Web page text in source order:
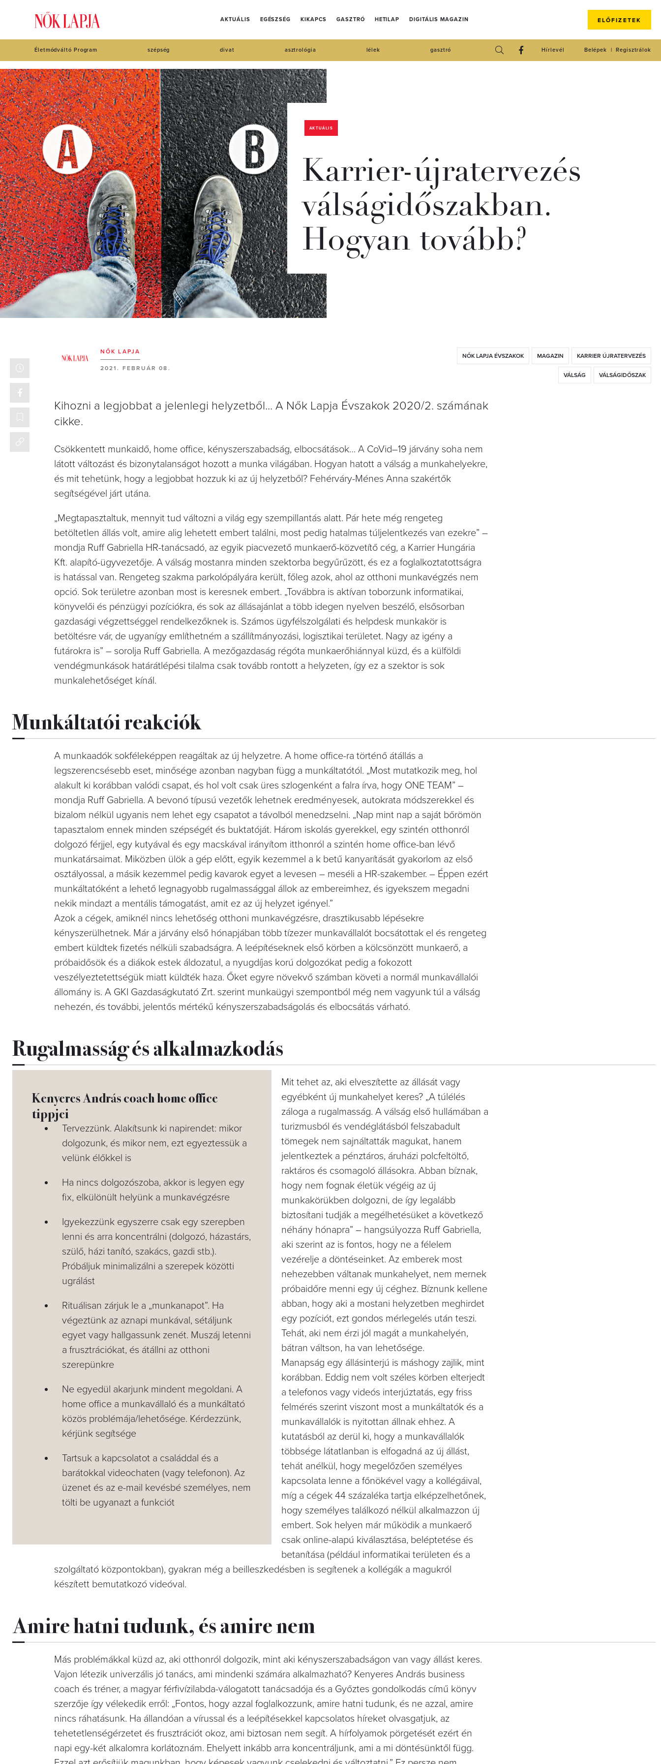
AKTUÁLIS EGÉSZSÉG KIKAPCS GASZTRÓ HETILAP DIGITÁLIS MAGAZIN ELŐFIZETEK
Életmódváltó Program szépség divat asztrológia lélek gasztró Regisztrálok
Belépek
Hírlevél
AKTUÁLIS
Karrier-újratervezés
válságidőszakban.
Hogyan tovább?
NŐK LAPJA
2021. FEBRUÁR 08.
NŐK LAPJA ÉVSZAKOK MAGAZIN KARRIER ÚJRATERVEZÉS
VÁLSÁG VÁLSÁGIDŐSZAK
Kihozni a legjobbat a jelenlegi helyzetből... A Nők Lapja Évszakok 2020/2. számának
cikke.
Csökkentett munkaidő, home office, kényszerszabadság, elbocsátások… A CoVid–19 járvány soha nem
látott változást és bizonytalanságot hozott a munka világában. Hogyan hatott a válság a munkahelyekre,
és mit tehetünk, hogy a legjobbat hozzuk ki az új helyzetből? Fehérváry-Ménes Anna szakértők
segítségével járt utána.
„Megtapasztaltuk, mennyit tud változni a világ egy szempillantás alatt. Pár hete még rengeteg
betöltetlen állás volt, amire alig lehetett embert találni, most pedig hatalmas túljelentkezés van ezekre” –
mondja Ruff Gabriella HR-tanácsadó, az egyik piacvezető munkaerő-közvetítő cég, a Karrier Hungária
Kft. alapító-ügyvezetője. A válság mostanra minden szektorba begyűrűzött, és ez a foglalkoztatottságra
is hatással van. Rengeteg szakma parkolópályára került, főleg azok, ahol az otthoni munkavégzés nem
opció. Sok területre azonban most is keresnek embert. „Továbbra is aktívan toborzunk informatikai,
könyvelői és pénzügyi pozíciókra, és sok az állásajánlat a több idegen nyelven beszélő, elsősorban
gazdasági végzettséggel rendelkezőknek is. Számos ügyfélszolgálati és helpdesk munkakör is
betöltésre vár, de ugyanígy említhetném a szállítmányozási, logisztikai területet. Nagy az igény a
futárokra is” – sorolja Ruff Gabriella. A mezőgazdaság régóta munkaerőhiánnyal küzd, és a külföldi
vendégmunkások határátlépési tilalma csak tovább rontott a helyzeten, így ez a szektor is sok
munkalehetőséget kínál.
Munkáltatói reakciók
A munkaadók sokféleképpen reagáltak az új helyzetre. A home office-ra történő átállás a
legszerencsésebb eset, minősége azonban nagyban függ a munkáltatótól. „Most mutatkozik meg, hol
alakult ki korábban valódi csapat, és hol volt csak üres szlogenként a falra írva, hogy ONE TEAM” –
mondja Ruff Gabriella. A bevonó típusú vezetők lehetnek eredményesek, autokrata módszerekkel és
bizalom nélkül ugyanis nem lehet egy csapatot a távolból menedzselni. „Nap mint nap a saját bőrömön
tapasztalom ennek minden szépségét és buktatóját. Három iskolás gyerekkel, egy szintén otthonról
dolgozó férjjel, egy kutyával és egy macskával irányítom itthonról a szintén home office-ban lévő
munkatársaimat. Miközben ülök a gép előtt, egyik kezemmel a k betű kanyarítását gyakorlom az első
osztályossal, a másik kezemmel pedig kavarok egyet a levesen – meséli a HR-szakember. – Éppen ezért
munkáltatóként a lehető legnagyobb rugalmassággal állok az embereimhez, és igyekszem megadni
nekik mindazt a mentális támogatást, amit ez az új helyzet igényel.”
Azok a cégek, amiknél nincs lehetőség otthoni munkavégzésre, drasztikusabb lépésekre
kényszerülhetnek. Már a járvány első hónapjában több tízezer munkavállalót bocsátottak el és rengeteg
embert küldtek fizetés nélküli szabadságra. A leépítéseknek első körben a kölcsönzött munkaerő, a
próbaidősök és a diákok estek áldozatul, a nyugdíjas korú dolgozókat pedig a fokozott
veszélyeztetettségük miatt küldték haza. Őket egyre növekvő számban követi a normál munkavállalói
állomány is. A GKI Gazdaságkutató Zrt. szerint munkaügyi szempontból még nem vagyunk túl a válság
nehezén, és további, jelentős mértékű kényszerszabadságolás és elbocsátás várható.
Rugalmasság és alkalmazkodás
Kenyeres András coach home office
tippjei
Tervezzünk. Alakítsunk ki napirendet: mikor
dolgozunk, és mikor nem, ezt egyeztessük a
velünk élőkkel is
Ha nincs dolgozószoba, akkor is legyen egy
fix, elkülönült helyünk a munkavégzésre
Igyekezzünk egyszerre csak egy szerepben
lenni és arra koncentrálni (dolgozó, házastárs,
szülő, házi tanító, szakács, gazdi stb.).
Próbáljuk minimalizálni a szerepek közötti
ugrálást
Rituálisan zárjuk le a „munkanapot”. Ha
végeztünk az aznapi munkával, sétáljunk
egyet vagy hallgassunk zenét. Muszáj letenni
a frusztrációkat, és átállni az otthoni
szerepünkre
Ne egyedül akarjunk mindent megoldani. A
home office a munkavállaló és a munkáltató
közös problémája/lehetősége. Kérdezzünk,
kérjünk segítsége
Tartsuk a kapcsolatot a családdal és a
barátokkal videochaten (vagy telefonon). Az
üzenet és az e-mail kevésbé személyes, nem
tölti be ugyanazt a funkciót
Mit tehet az, aki elveszítette az állását vagy
egyébként új munkahelyet keres? „A túlélés
záloga a rugalmasság. A válság első hullámában a
turizmusból és vendéglátásból felszabadult
tömegek nem sajnáltatták magukat, hanem
jelentkeztek a pénztáros, áruházi polcfeltöltő,
raktáros és csomagoló állásokra. Abban bíznak,
hogy nem fognak életük végéig az új
munkakörükben dolgozni, de így legalább
biztosítani tudják a megélhetésüket a következő
néhány hónapra” – hangsúlyozza Ruff Gabriella,
aki szerint az is fontos, hogy ne a félelem
vezérelje a döntéseinket. Az emberek most
nehezebben váltanak munkahelyet, nem mernek
próbaidőre menni egy új céghez. Bíznunk kellene
abban, hogy aki a mostani helyzetben meghirdet
egy pozíciót, ezt gondos mérlegelés után teszi.
Tehát, aki nem érzi jól magát a munkahelyén,
bátran váltson, ha van lehetősége.
Manapság egy állásinterjú is máshogy zajlik, mint
korábban. Eddig nem volt széles körben elterjedt
a telefonos vagy videós interjúztatás, egy friss
felmérés szerint viszont most a munkáltatók és a
munkavállalók is nyitottan állnak ehhez. A
kutatásból az derül ki, hogy a munkavállalók
többsége látatlanban is elfogadná az új állást,
tehát anélkül, hogy megelőzően személyes
kapcsolata lenne a főnökével vagy a kollégáival,
míg a cégek 44 százaléka tartja elképzelhetőnek,
hogy személyes találkozó nélkül alkalmazzon új
embert. Sok helyen már működik a munkaerő
csak online-alapú kiválasztása, beléptetése és
betanítása (például informatikai területen és a
szolgáltató központokban), gyakran még a beilleszkedésben is segítenek a kollégák a magukról
készített bemutatkozó videóval.
Amire hatni tudunk, és amire nem
Más problémákkal küzd az, aki otthonról dolgozik, mint aki kényszerszabadságon van vagy állást keres.
Vajon létezik univerzális jó tanács, ami mindenki számára alkalmazható? Kenyeres András business
coach és tréner, a magyar férfivízilabda-válogatott tanácsadója és a Győztes gondolkodás című könyv
szerzője így vélekedik erről: „Fontos, hogy azzal foglalkozzunk, amire hatni tudunk, és ne azzal, amire
nincs ráhatásunk. Ha állandóan a vírussal és a leépítésekkel kapcsolatos híreket olvasgatjuk, az
tehetetlenségérzetet és frusztrációt okoz, ami biztosan nem segít. A hírfolyamok pörgetését ezért én
napi egy-két alkalomra korlátoznám. Ehelyett inkább arra koncentráljunk, ami a mi döntésünktől függ.